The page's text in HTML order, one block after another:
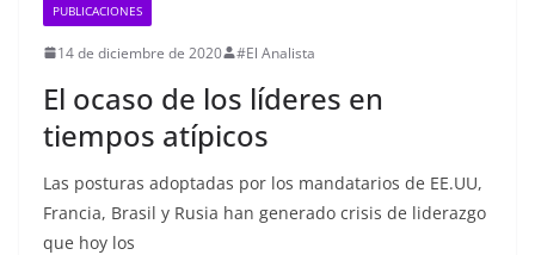
PUBLICACIONES
14 de diciembre de 2020 #El Analista
El ocaso de los líderes en
tiempos atípicos
Las posturas adoptadas por los mandatarios de EE.UU,
Francia, Brasil y Rusia han generado crisis de liderazgo
que hoy los